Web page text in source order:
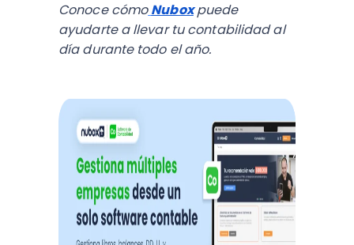
Conoce cómo Nuboxpuede
ayudarte a llevar tu contabilidad al
día durante todo el año.